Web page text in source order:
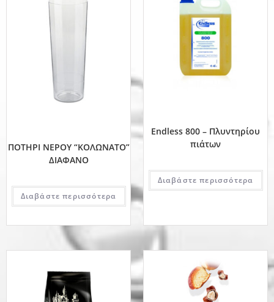
ΠΟΤΗΡΙ ΝΕΡΟΥ “ΚΟΛΩΝΑΤΟ”
ΔΙΑΦΑΝΟ
Διαβάστε περισσότερα
Endless 800 – Πλυντηρίου
πιάτων
Διαβάστε περισσότερα